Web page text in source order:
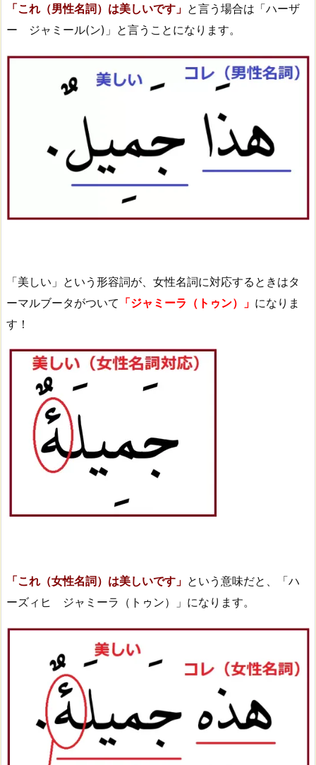
「これ（男性名詞）は美しいです」 と言う場合は「ハーザ
ー ジャミール(ン)」と言うことになります。
「美しい」という形容詞が、女性名詞に対応するときはタ
ーマルブータがついて 「ジャミーラ（トゥン）」 になりま
す！
「これ（女性名詞）は美しいです」 という意味だと、「ハ
ーズィヒ ジャミーラ（トゥン）」になります。